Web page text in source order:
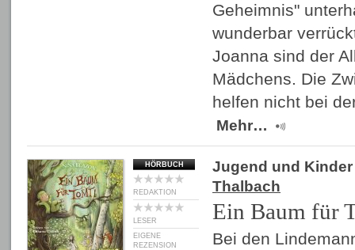
Geheimnis"
wunderbar
Joanna sind der
Mädchens. Die
helfen nicht bei
Mehr…
HÖRBUCH
REDAKTION
LESER
EIGENE
REZENSION
Jugend und Kinder
Thalbach
Ein Baum für
Bei den